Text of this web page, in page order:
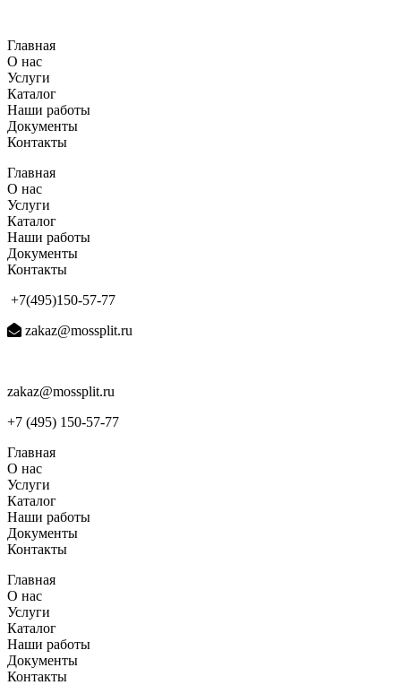
содержимому
Главная
О нас
Услуги
Каталог
Наши работы
Документы
Контакты
Главная
О нас
Услуги
Каталог
Наши работы
Документы
Контакты
+7(495)150-57-77
zakaz@mossplit.ru
zakaz@mossplit.ru
+7 (495) 150-57-77
Главная
О нас
Услуги
Каталог
Наши работы
Документы
Контакты
Главная
О нас
Услуги
Каталог
Наши работы
Документы
Контакты